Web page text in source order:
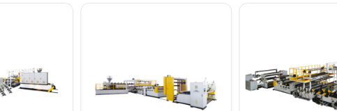
faqat ma’lumot uchun berilgan, ishlab chiqarish yo'nalishi